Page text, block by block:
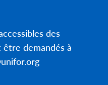
des
demandés à